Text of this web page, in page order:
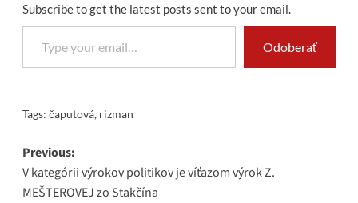
Subscribe to get the latest posts sent to your email.
Type your email…
Odoberať
Tags: čaputová, rizman
Post
navigation
Previous:
V kategórii výrokov politikov je víťazom výrok Z.
MEŠTEROVEJ zo Stakčína